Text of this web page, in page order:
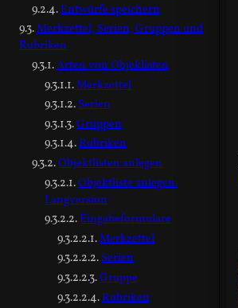
Entwürfe speichern
Merkzettel, Serien, Gruppen und
Rubriken
Arten von Objeklisten
Merkzettel
Serien
Gruppen
Rubriken
Objektlisten anlegen
Objektliste anlegen:
Langversion
Eingabeformulare
Merkzettel
Serien
Gruppe
Rubriken